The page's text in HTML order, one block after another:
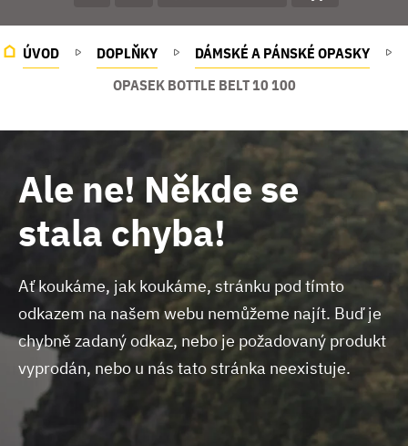
ÚVOD DOPLŇKY
DÁMSKÉ A PÁNSKÉ OPASKY
OPASEK BOTTLE BELT 10 100
Ale ne! Někde se
stala chyba!
Ať koukáme, jak koukáme, stránku pod tímto
odkazem na našem webu nemůžeme najít. Buď je
chybně zadaný odkaz, nebo je požadovaný produkt
vyprodán, nebo u nás tato stránka neexistuje.